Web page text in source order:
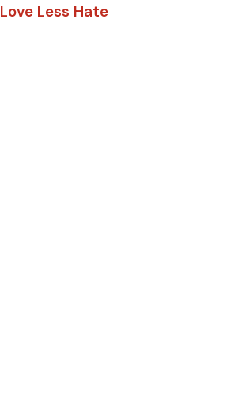
Love Less Hate